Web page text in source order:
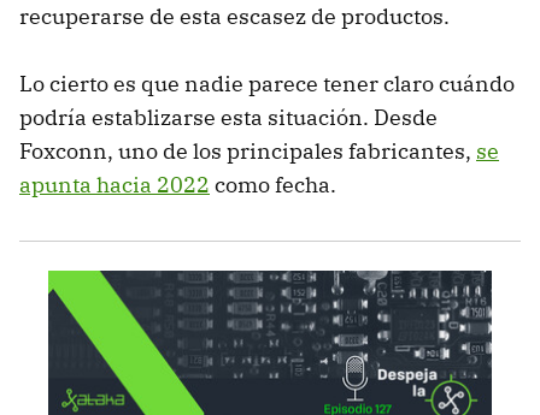
recuperarse de esta escasez de productos.
Lo cierto es que nadie parece tener claro cuándo
podría establizarse esta situación. Desde
Foxconn, uno de los principales fabricantes, se
apunta hacia 2022 como fecha.